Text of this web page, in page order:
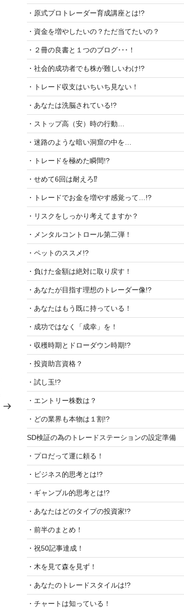
投
・原式プロトレーダー育成講座とは!?
・資金を増やしたいの？ただ当てたいの？
・２冊の良書と１つのブログ･･･！
・社会的成功者でも株が難しいわけ!?
・トレード収支はいちいち見ない！
・あなたは洗脳されている!?
・ストップ高（安）時の行動…
・迷路のような暗い洞窟の中を…
・トレードを極めた瞬間!?
・せめて6回は耐えろ⁉︎
・トレードでお金を増やす感覚って…!?
・リスクをしっかり考えてますか？
・メンタルコントロール第二弾！
・ペットのススメ!?
・負けた金額は絶対に取り戻す！
・あなたが目指す理想のトレーダー像!?
・あなたはもう既に持っている！
・成功ではなく「成幸」を！
・収穫時期とドローダウン時期!?
・投資助言資格？
・試し玉!?
・エントリー株数は？
・どの業界も本物は１割!?
SD検証の為のトレードステーションの設定準備
・プロだって運に頼る！
・ビジネス的思考とは!?
・ギャンブル的思考とは!?
・あなたはどのタイプの投資家!?
・前半のまとめ！
・祝50記事達成！
・木を見て森を見ず！
・あなたのトレードスタイルは!?
・チャートは知っている！